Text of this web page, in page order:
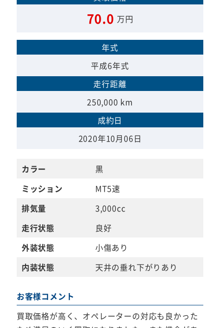
70.0 万円
年式
平成6年式
走行距離
250,000 km
成約日
2020年10月06日
カラー
黒
ミッション
MT5速
排気量
3,000cc
走行状態
良好
外装状態
小傷あり
内装状態
天井の垂れ下がりあり
お客様コメント
買取価格が高く、オペレーターの対応も良かった